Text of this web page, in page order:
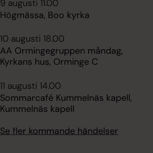
9 augusti 11.00
Högmässa, Boo kyrka
10 augusti 18.00
AA Ormingegruppen måndag,
Kyrkans hus, Orminge C
11 augusti 14.00
Sommarcafé Kummelnäs kapell,
Kummelnäs kapell
Se fler kommande händelser